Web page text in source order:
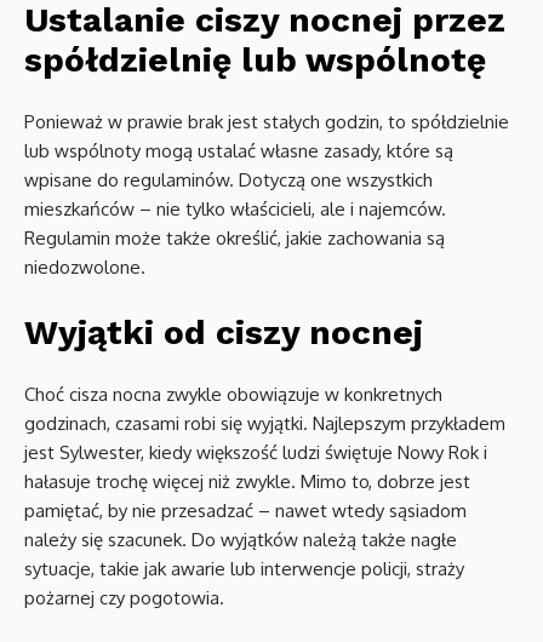
Ustalanie ciszy nocnej przez
spółdzielnię lub wspólnotę
Ponieważ w prawie brak jest stałych godzin, to spółdzielnie
lub wspólnoty mogą ustalać własne zasady, które są
wpisane do regulaminów. Dotyczą one wszystkich
mieszkańców – nie tylko właścicieli, ale i najemców.
Regulamin może także określić, jakie zachowania są
niedozwolone.
Wyjątki od ciszy nocnej
Choć cisza nocna zwykle obowiązuje w konkretnych
godzinach, czasami robi się wyjątki. Najlepszym przykładem
jest Sylwester, kiedy większość ludzi świętuje Nowy Rok i
hałasuje trochę więcej niż zwykle. Mimo to, dobrze jest
pamiętać, by nie przesadzać – nawet wtedy sąsiadom
należy się szacunek. Do wyjątków należą także nagłe
sytuacje, takie jak awarie lub interwencje policji, straży
pożarnej czy pogotowia.